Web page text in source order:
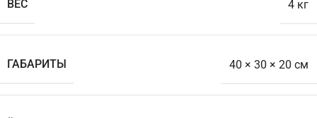
Высокая емкость и продолжительная
ВЕС 4 кг
ГАБАРИТЫ 40 × 30 × 20 см